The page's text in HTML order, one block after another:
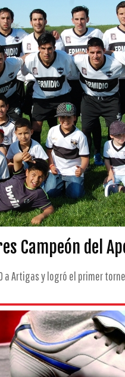
Campeón del
a Artigas y logró el primer